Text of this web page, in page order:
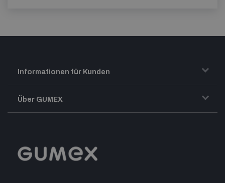
Informationen für Kunden
Transport und Warenversand
Reklamation
Über GUMEX
GUMEX stellt sich vor